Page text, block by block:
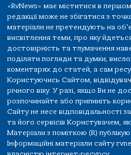
«RvNews» має міститися в
редакції може не збігатися з
матеріали не претендують на
висвітлення теми, про яку
достовірність та тлумачення
поділяти погляди та думки,
коментарях до статей, а сам
Користуючись Сайтом,
річного віку. У разі, якщо Ви не
розпочинайте або припиніть
Сайту не несе відповідальності
та його сервісів Користувачем,
Матеріали з поміткою (R)
Інформаційні матеріали сайту